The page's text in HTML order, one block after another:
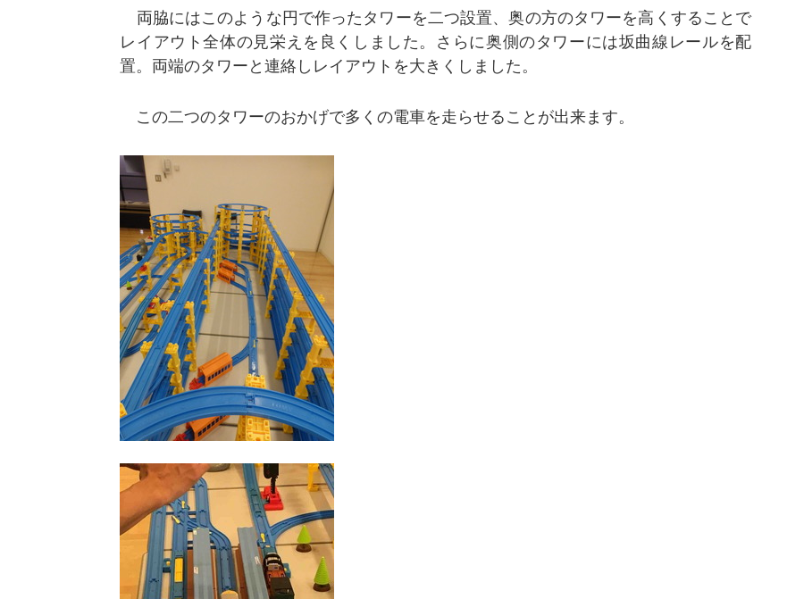
両脇にはこのような円で作ったタワーを二つ設置、奥の方のタワーを高くすることで
レイアウト全体の見栄えを良くしました。さらに奥側のタワーには坂曲線レールを配
置。両端のタワーと連絡しレイアウトを大きくしました。
この二つのタワーのおかげで多くの電車を走らせることが出来ます。